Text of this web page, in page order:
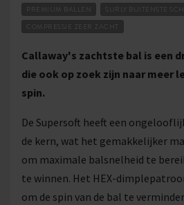
PREMIUM BALLEN
SURLY BUITENSTE
COMPRESSIE ZEER ZACHT
Callaway's zachtste bal is een
die ook op zoek zijn naar meer
spin.
De Supersoft heeft een
de kern, wat het gemakkelijker
om maximale balsnelheid te
te winnen. Het HEX-
om de spin van de bal te